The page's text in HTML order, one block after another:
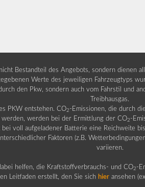
Bestandteil des Angebots, sondern
Werte des jeweiligen Fahrzeugtyps
den Pkw, sondern auch vom Fahrstil und
Treibhausgas.
PKW entstehen. CO2 -Emissionen, die durch
werden bei der Ermittlung der CO2 -
voll aufgeladener Batterie eine
Faktoren (z.B.
variieren.
helfen, die Kraftstoffverbrauchs- und CO2 -
Leitfaden erstellt, den Sie sich hier ansehen